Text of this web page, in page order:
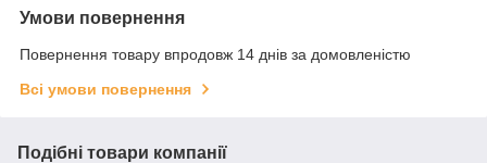
Умови повернення
Повернення товару впродовж 14 днів за домовленістю
Всі умови повернення
Подібні товари компанії